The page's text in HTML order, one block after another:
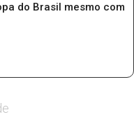
do Brasil mesmo com